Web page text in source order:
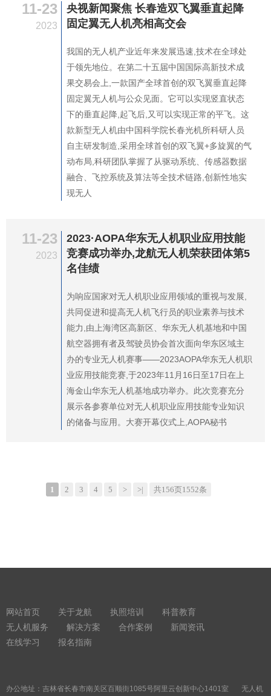
11-23
2023
央视新闻聚焦 长春造双飞翼垂直起降
固定翼无人机亮相高交会
我国的无人机产业近年来发展迅速,技术在全球处
于领先地位。在第二十五届中国国际高新技术成
果交易会上,一款国产全球首创的双飞翼垂直起降
固定翼无人机与公众见面。它可以实现竖直状态
下的垂直起降,起飞后,又可以实现正常的平飞。这
款新型无人机由中国科学院长春光机所科研人员
自主研发制造,采用全球首创的双飞翼+多旋翼的气
动布局,科研团队掌握了从驱动系统、传感器数据
融合、飞控系统及算法等全技术链路,创新性地实
现无人
11-23
2023
2023·AOPA华东无人机职业应用技能
竞赛成功举办,龙航无人机荣获团体第5
名佳绩
为响应国家对无人机职业应用领域的重视与发展,
共同促进和提高无人机飞行员的职业素养与技术
能力,由上海湾区高新区、华东无人机基地和中国
航空器拥有者及驾驶员协会首次面向华东区域主
办的专业无人机赛事——2023AOPA华东无人机职
业应用技能竞赛,于2023年11月16日至17日在上
海金山华东无人机基地成功举办。此次竞赛充分
展示各参赛单位对无人机职业应用技能专业知识
的储备与应用。大赛开幕仪式上,AOPA秘书
1 2 3 4 5 > >| 共156页1552条
网站首页 关于龙航 执照培训
科普教育
无人机服务
解决方案 合作案例
新闻资讯
在线学习
报名指南
办公地址：吉林省长春市南关区百顺街1085号阿里云创新中心1401室 无人机